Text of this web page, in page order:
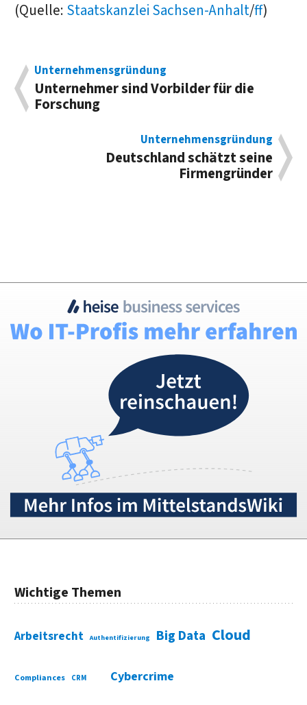
(Quelle: Staatskanzlei Sachsen-Anhalt/ff)
Unternehmensgründung
Unternehmer sind Vorbilder für die
Forschung
Unternehmensgründung
Deutschland schätzt seine
Firmengründer
Wichtige Themen
Arbeitsrecht Authentifizierung Big Data Cloud
Compliances CRM Cybercrime